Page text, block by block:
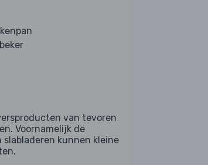
van tevoren
Voornamelijk de
slabladeren kunnen kleine